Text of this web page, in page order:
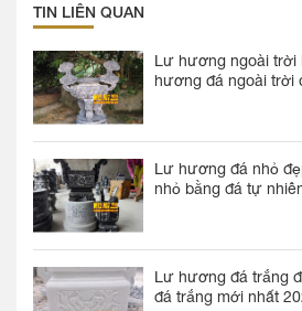
TIN LIÊN QUAN
Lư hương ngoài trời
hương đá ngoài trời
Lư hương đá nhỏ
nhỏ bằng đá tự
Lư hương đá trắng
đá trắng mới nhất